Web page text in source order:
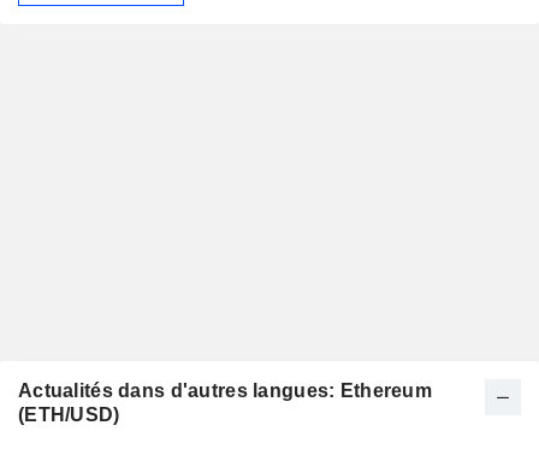
Actualités dans d'autres langues: Ethereum
(ETH/USD)